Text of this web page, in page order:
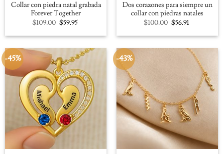
Collar con piedra natal grabada
Forever Together
$109.00 Original
price
was:
$59.95Current
is:
Dos corazones para siempre un
collar con piedras natales
$100.00 Original
price
was:
$56.91Current
is:
-45% -43%